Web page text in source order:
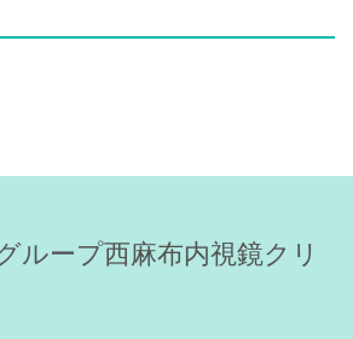
ループ西麻布内視鏡クリ